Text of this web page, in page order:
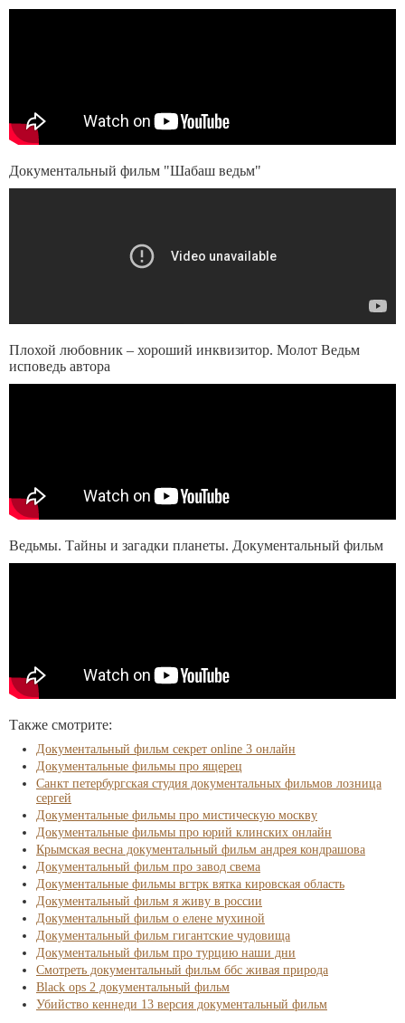
Документальный фильм "Шабаш ведьм"
Плохой любовник – хороший инквизитор. Молот Ведьм
исповедь автора
Ведьмы. Тайны и загадки планеты. Документальный фильм
Также смотрите:
Документальный фильм секрет online 3 онлайн
Документальные фильмы про ящерец
Санкт петербургская студия документальных фильмов лозница
сергей
Документальные фильмы про мистическую москву
Документальные фильмы про юрий клинских онлайн
Крымская весна документальный фильм андрея кондрашова
Документальный фильм про завод свема
Документальные фильмы вгтрк вятка кировская область
Документальный фильм я живу в россии
Документальный фильм о елене мухиной
Документальный фильм гигантские чудовища
Документальный фильм про турцию наши дни
Смотреть документальный фильм ббс живая природа
Black ops 2 документальный фильм
Убийство кеннеди 13 версия документальный фильм